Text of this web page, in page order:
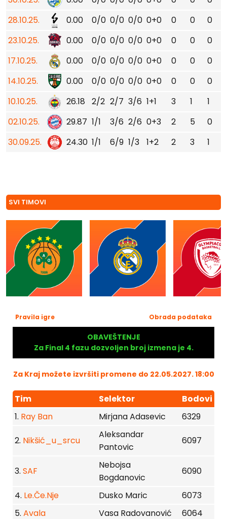
28.10.25.
0.00 0/0 0/0 0/0 0+0 0 0 0
23.10.25.
0.00 0/0 0/0 0/0 0+0 0 0 0
17.10.25.
0.00 0/0 0/0 0/0 0+0 0 0 0
14.10.25.
0.00 0/0 0/0 0/0 0+0 0 0 0
10.10.25.
26.18 2/2 2/7 3/6 1+1 3 1 1
02.10.25.
29.87 1/1 3/6 2/6 0+3 2 5 0
30.09.25.
24.30 1/1 6/9 1/3 1+2 2 3 1
SVI TIMOVI
Pravila igre Obrada podataka
OBAVEŠTENJE
Za Final 4 fazu dozvoljen broj izmena je 4.
Za Kraj možete izvršiti promene do 22.05.2027. 18:00
Tim Selektor
Bodovi
1. Ray Ban Mirjana Adasevic 6329
2. Nikšić_u_srcu
Aleksandar
Pantovic
6097
3. SAF
Nebojsa
Bogdanovic
6090
4. Le.Če.Nje Dusko Maric
6073
5. Avala Vasa Radovanović 6064